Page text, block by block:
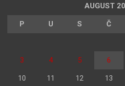
AUGUST
P U S Č
3 4 5 6
10 11 12 13